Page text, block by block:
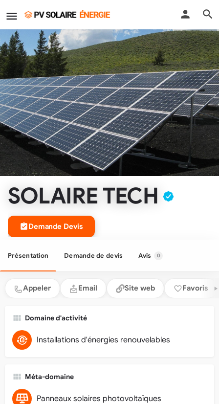
SOLAIRE TECH
Demande Devis
Présentation Demande de devis Avis 0
Appeler Email Site web Favoris
Domaine d'activité
Installations d'énergies renouvelables
Méta-domaine
Panneaux solaires photovoltaïques